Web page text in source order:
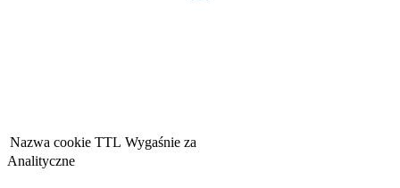
Nazwa cookie TTL Wygaśnie za
Analityczne